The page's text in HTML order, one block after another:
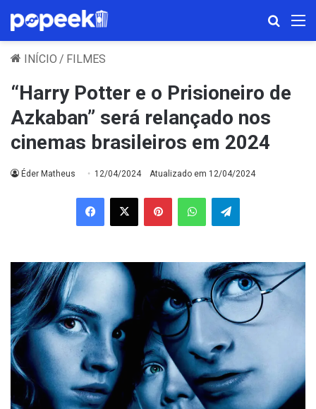
INÍCIO / FILMES
“Harry Potter e o Prisioneiro de
Azkaban” será relançado nos
cinemas brasileiros em 2024
Éder Matheus 12/04/2024 Atualizado em 12/04/2024
Facebook
X PinterestWhatsAppTelegram